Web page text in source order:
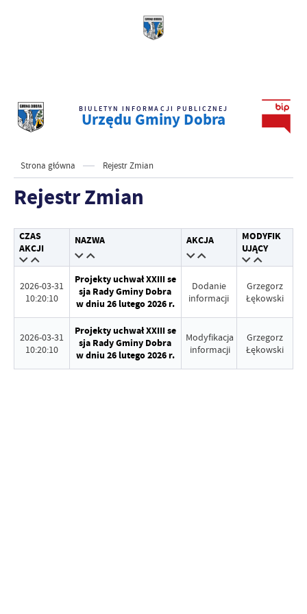
BIULETYN INFORMACJI PUBLICZNEJ
Urzędu Gminy Dobra
Strona główna Rejestr Zmian
Rejestr Zmian
CZAS
AKCJI
NAZWA AKCJA
MODYFIK
UJĄCY
2026-03-31
10:20:10
Projekty uchwał XXIII se
sja Rady Gminy Dobra
w dniu 26 lutego 2026 r.
Dodanie
informacji
Grzegorz
Łękowski
2026-03-31
10:20:10
Projekty uchwał XXIII se
sja Rady Gminy Dobra
w dniu 26 lutego 2026 r.
Modyfikacja
informacji
Grzegorz
Łękowski